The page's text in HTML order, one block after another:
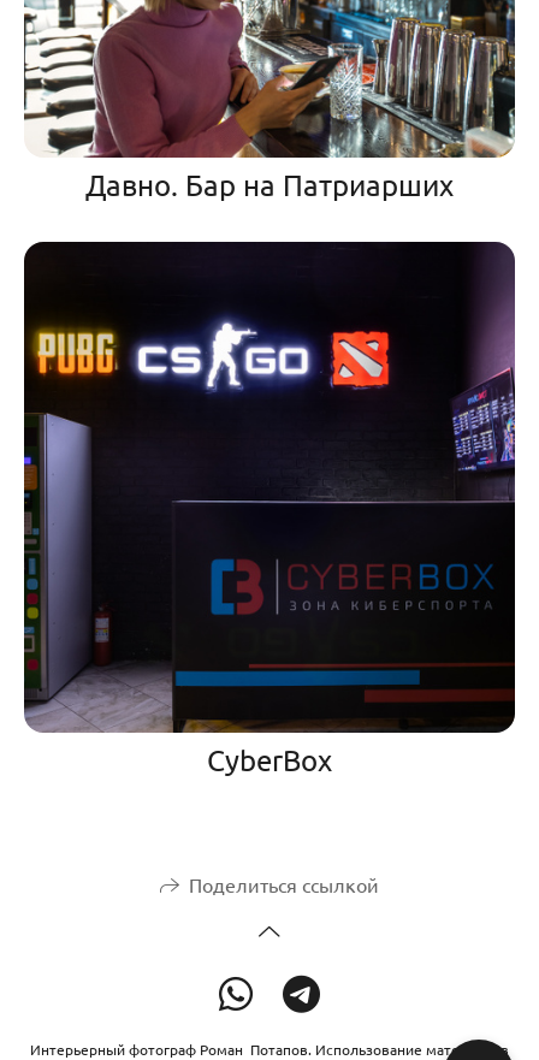
Давно. Бар на Патриарших
CyberBox
Поделиться ссылкой
Интерьерный фотограф Роман Потапов. Использование материалов